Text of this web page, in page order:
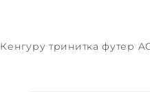
Кенгуру тринитка футер